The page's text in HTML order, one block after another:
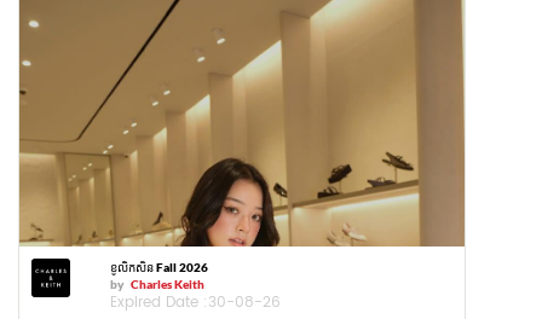
ខូលិកសិន Fall 2026
by Charles Keith
Expired Date :30-08-26